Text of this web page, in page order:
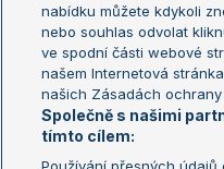
Aktualní trendy
Fotbalové přestupy
Livesport Daily
LS Prague Open
nabídku můžete kdykoli
nebo souhlas odvolat
ve spodní části webové
našem Internetová
našich Zásadách
Společně s našimi
tímto cílem: